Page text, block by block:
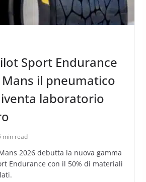
Sport Endurance
Mans il pneumatico
laboratorio
min read
2026 debutta la nuova gamma
Endurance con il 50% di materiali